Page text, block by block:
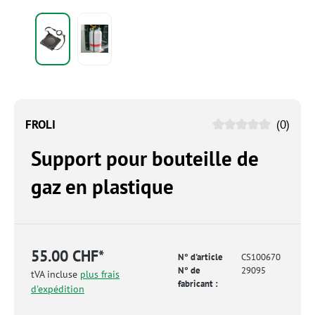
FROLI (0)
Support pour bouteille de
gaz en plastique
55.00 CHF*
tVA incluse plus frais
d'expédition
N° d'article
CS100670
N° de
fabricant :
29095